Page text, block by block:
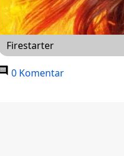
Firestarter
0 Komentar